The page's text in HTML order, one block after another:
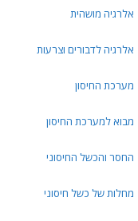
אלרגיה מושהית
אלרגיה לדבורים וצרעות
מערכת החיסון
מבוא למערכת החיסון
החסר והכשל החיסוני
מחלות של כשל חיסוני